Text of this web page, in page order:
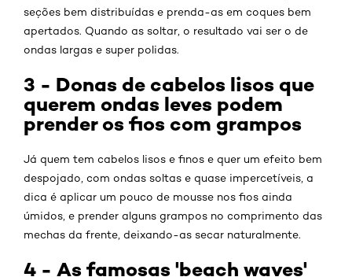
seções bem distribuídas e prenda-as em coques bem
apertados. Quando as soltar, o resultado vai ser o de
ondas largas e super polidas.
3 - Donas de cabelos lisos que
querem ondas leves podem
prender os fios com grampos
Já quem tem cabelos lisos e finos e quer um efeito bem
despojado, com ondas soltas e quase impercetíveis, a
dica é aplicar um pouco de mousse nos fios ainda
úmidos, e prender alguns grampos no comprimento das
mechas da frente, deixando-as secar naturalmente.
4 - As famosas 'beach waves'